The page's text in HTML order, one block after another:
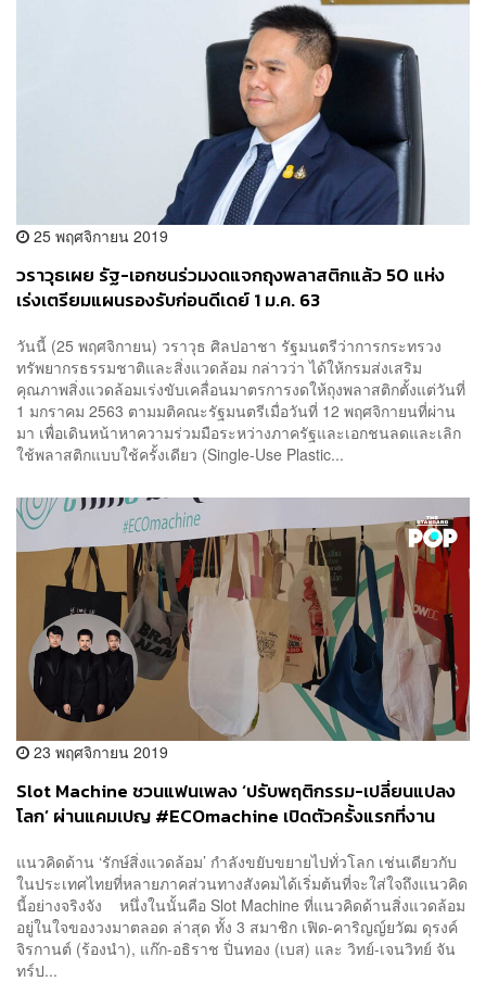
25 พฤศจิกายน 2019
วราวุธเผย รัฐ-เอกชนร่วมงดแจกถุงพลาสติกแล้ว 50 แห่ง
เร่งเตรียมแผนรองรับก่อนดีเดย์ 1 ม.ค. 63
วันนี้ (25 พฤศจิกายน) วราวุธ ศิลปอาชา รัฐมนตรีว่าการกระทรวง
ทรัพยากรธรรมชาติและสิ่งแวดล้อม กล่าวว่า ได้ให้กรมส่งเสริม
คุณภาพสิ่งแวดล้อมเร่งขับเคลื่อนมาตรการงดให้ถุงพลาสติกตั้งแต่วันที่
1 มกราคม 2563 ตามมติคณะรัฐมนตรีเมื่อวันที่ 12 พฤศจิกายนที่ผ่าน
มา เพื่อเดินหน้าหาความร่วมมือระหว่างภาครัฐและเอกชนลดและเลิก
ใช้พลาสติกแบบใช้ครั้งเดียว (Single-Use Plastic...
23 พฤศจิกายน 2019
Slot Machine ชวนแฟนเพลง ‘ปรับพฤติกรรม-เปลี่ยนแปลง
โลก’ ผ่านแคมเปญ #ECOmachine เปิดตัวครั้งแรกที่งาน
แนวคิดด้าน ‘รักษ์สิ่งแวดล้อม’ กำลังขยับขยายไปทั่วโลก เช่นเดียวกับ
ในประเทศไทยที่หลายภาคส่วนทางสังคมได้เริ่มต้นที่จะใส่ใจถึงแนวคิด
นี้อย่างจริงจัง หนึ่งในนั้นคือ Slot Machine ที่แนวคิดด้านสิ่งแวดล้อม
อยู่ในใจของวงมาตลอด ล่าสุด ทั้ง 3 สมาชิก เฟิด-คาริญญ์ยวัฒ ดุรงค์
จิรกานต์ (ร้องนำ), แก๊ก-อธิราช ปิ่นทอง (เบส) และ วิทย์-เจนวิทย์ จัน
ทร์ป...